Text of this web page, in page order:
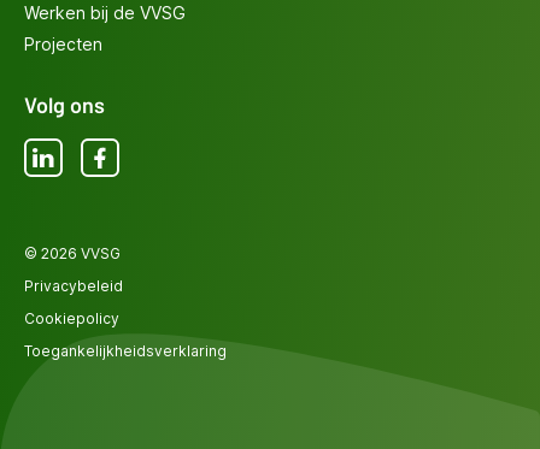
Werken bij de VVSG
Projecten
Volg ons
LinkedInFacebook
© 2026 VVSG
Privacybeleid
Cookiepolicy
Toegankelijkheidsverklaring